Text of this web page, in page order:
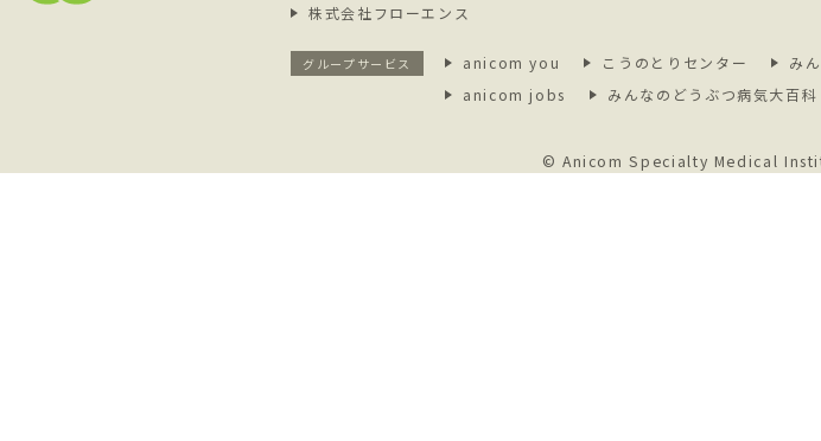
株式会社フローエンス
グループサービス anicom you こうのとりセンター み
anicom jobs
みんなのどうぶつ病気大百科
© Anicom Specialty Medical